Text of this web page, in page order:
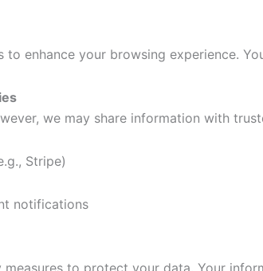
to enhance your browsing experience.
we may share information with
Stripe)
notifications